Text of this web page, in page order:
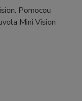
Pomocou
Mini Vision